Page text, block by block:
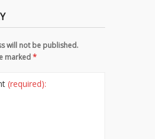
will not be published.
marked*
(required):